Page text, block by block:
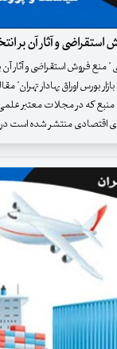
و آثار آن بر
فروش استقراضی و آثار آن
26 فهرست منبع که در مجلات معتبر
اقتصادی منتشر شده است در